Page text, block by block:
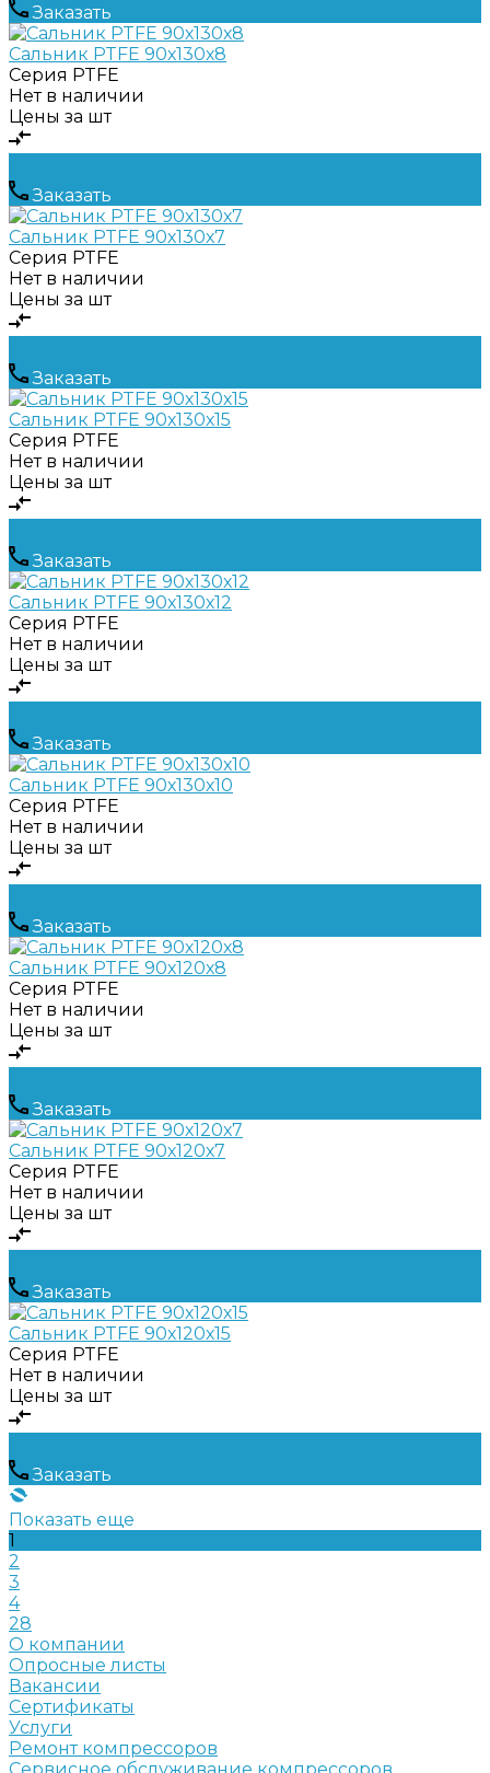
Заказать
Сальник PTFE 90х130х8
Серия PTFE
Нет в наличии
Цены за шт
Заказать
Сальник PTFE 90х130х7
Серия PTFE
Нет в наличии
Цены за шт
Заказать
Сальник PTFE 90х130х15
Серия PTFE
Нет в наличии
Цены за шт
Заказать
Сальник PTFE 90х130х12
Серия PTFE
Нет в наличии
Цены за шт
Заказать
Сальник PTFE 90х130х10
Серия PTFE
Нет в наличии
Цены за шт
Заказать
Сальник PTFE 90х120х8
Серия PTFE
Нет в наличии
Цены за шт
Заказать
Сальник PTFE 90х120х7
Серия PTFE
Нет в наличии
Цены за шт
Заказать
Сальник PTFE 90х120х15
Серия PTFE
Нет в наличии
Цены за шт
Заказать
Показать еще
1
2
3
4
28
О компании
Опросные листы
Вакансии
Сертификаты
Услуги
Ремонт компрессоров